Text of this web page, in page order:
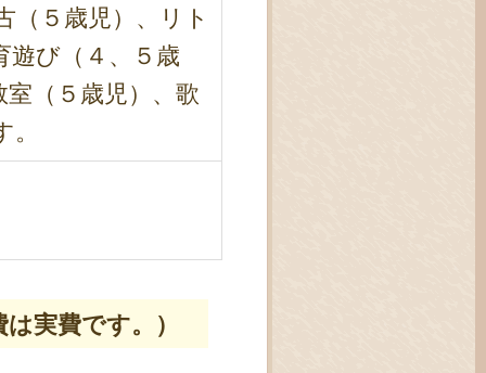
（５歳児）、リト
遊び（４、５歳
（５歳児）、歌
実費です。）